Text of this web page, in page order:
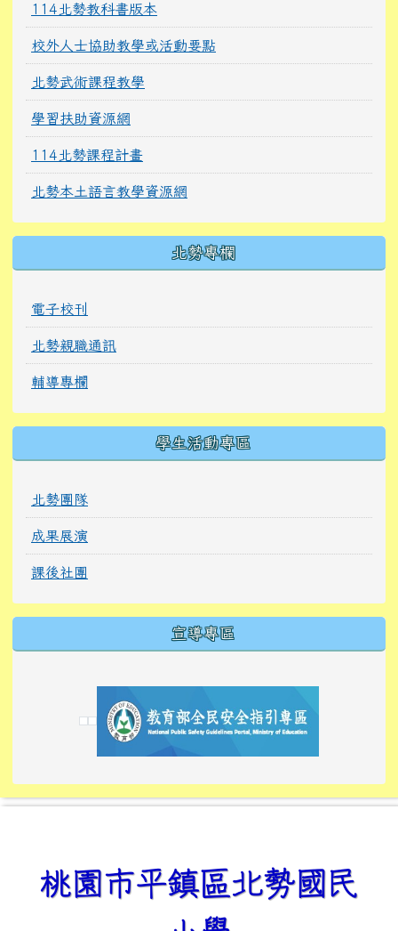
114北勢教科書版本
校外人士協助教學或活動要點
北勢武術課程教學
學習扶助資源網
114北勢課程計畫
北勢本土語言教學資源網
北勢專欄
電子校刊
北勢親職通訊
輔導專欄
學生活動專區
北勢團隊
成果展演
課後社團
宣導專區
link to https://
link to https://10000.gov.tw/
link to https://
link to https://10000.gov.tw/
link to https://
link to https://
link to https://i.win.org.tw/
link to https://
link to https://
link to https://
link to https://
桃園市平鎮區北勢國民